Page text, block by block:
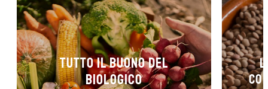
Tutto il buono del
biologico